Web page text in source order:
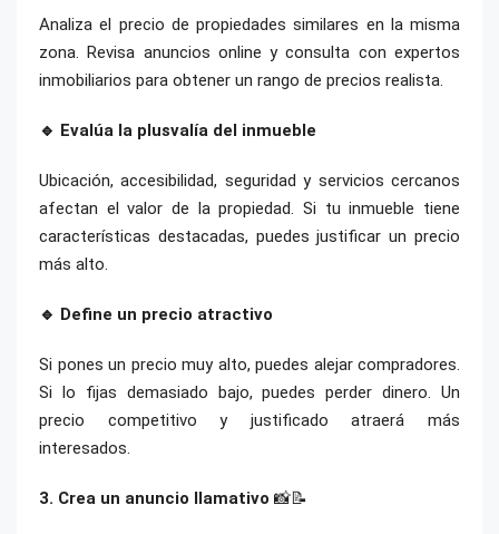
Analiza el precio de propiedades similares en la misma
zona. Revisa anuncios online y consulta con expertos
inmobiliarios para obtener un rango de precios realista.
🔹 Evalúa la plusvalía del inmueble
Ubicación, accesibilidad, seguridad y servicios cercanos
afectan el valor de la propiedad. Si tu inmueble tiene
características destacadas, puedes justificar un precio
más alto.
🔹 Define un precio atractivo
Si pones un precio muy alto, puedes alejar compradores.
Si lo fijas demasiado bajo, puedes perder dinero. Un
precio competitivo y justificado atraerá más
interesados.
3. Crea un anuncio llamativo 📸📝